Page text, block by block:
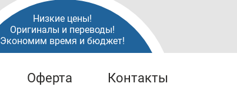
Низкие цены!
Оригиналы и переводы!
Экономим время и бюджет!
Оферта Контакты